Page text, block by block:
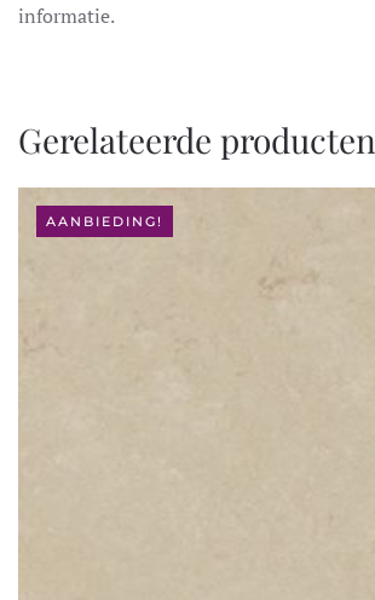
informatie.
Gerelateerde producten
AANBIEDING!